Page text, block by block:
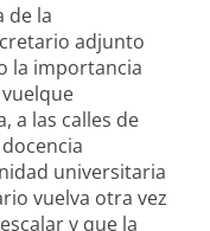
de la
adjunto
la importancia
a las calles de
universitaria
vuelva otra vez
y que la